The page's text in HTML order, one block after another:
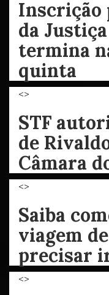
Inscrição
da
termina
quinta
<>
STF
de
Câmara
<>
Saiba
viagem
precisar
<>